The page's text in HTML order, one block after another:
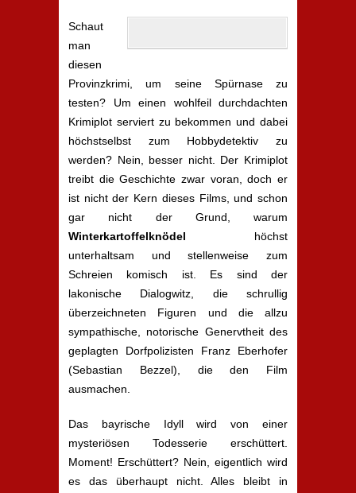
Schaut
man
diesen
Provinzkrimi, um seine Spürnase zu
testen? Um einen wohlfeil durchdachten
Krimiplot serviert zu bekommen und dabei
höchstselbst zum Hobbydetektiv zu
werden? Nein, besser nicht. Der Krimiplot
treibt die Geschichte zwar voran, doch er
ist nicht der Kern dieses Films, und schon
gar nicht der Grund, warum
Winterkartoffelknödel höchst
unterhaltsam und stellenweise zum
Schreien komisch ist. Es sind der
lakonische Dialogwitz, die schrullig
überzeichneten Figuren und die allzu
sympathische, notorische Genervtheit des
geplagten Dorfpolizisten Franz Eberhofer
(Sebastian Bezzel), die den Film
ausmachen.
Das bayrische Idyll wird von einer
mysteriösen Todesserie erschüttert.
Moment! Erschüttert? Nein, eigentlich wird
es das überhaupt nicht. Alles bleibt in